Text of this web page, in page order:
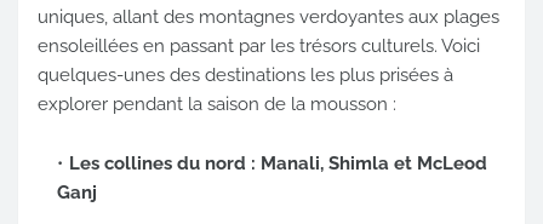
uniques, allant des montagnes verdoyantes aux plages
ensoleillées en passant par les trésors culturels. Voici
quelques-unes des destinations les plus prisées à
explorer pendant la saison de la mousson :
Les collines du nord : Manali, Shimla et McLeod
Ganj